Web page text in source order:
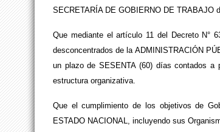
SECRETARÍA DE GOBIERNO DE TRABAJO
Que mediante el artículo 11 del Decreto N°
desconcentrados de la ADMINISTRACIÓN
un plazo de SESENTA (60) días contados
estructura organizativa.
Que el cumplimiento de los objetivos de
ESTADO NACIONAL, incluyendo sus